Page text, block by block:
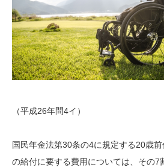
（平成26年問4イ）
国民年金法第30条の4に規定する20歳
の給付に要する費用については、その7